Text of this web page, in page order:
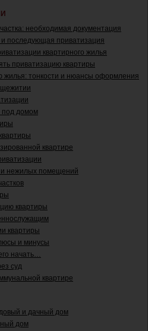
необходимая документация
последующая приватизация
квартирного жилья
приватизацию квартиры
жилья: тонкости и нюансы оформления
под домом
квартире
и нежилых помещений
квартиры
квартиры
и минусы
начать…
суд
квартире
и дачный дом
дом